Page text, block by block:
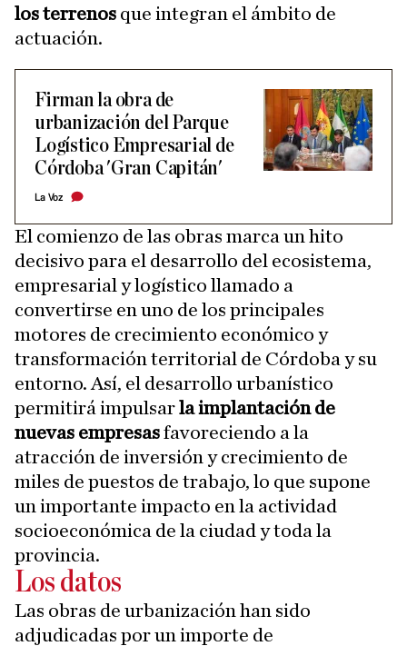
los terrenos que integran el ámbito de
actuación.
Firman la obra de
urbanización del Parque
Logístico Empresarial de
Córdoba 'Gran Capitán'
La Voz
El comienzo de las obras marca un hito
decisivo para el desarrollo del ecosistema,
empresarial y logístico llamado a
convertirse en uno de los principales
motores de crecimiento económico y
transformación territorial de Córdoba y su
entorno. Así, el desarrollo urbanístico
permitirá impulsarla implantación de
nuevas empresasfavoreciendo a la
atracción de inversión y crecimiento de
miles de puestos de trabajo, lo que supone
un importante impacto en la actividad
socioeconómica de la ciudad y toda la
provincia.
Los datos
Las obras de urbanización han sido
adjudicadas por un importe de